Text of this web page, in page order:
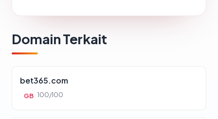
Domain Terkait
bet365.com
GB 100/100